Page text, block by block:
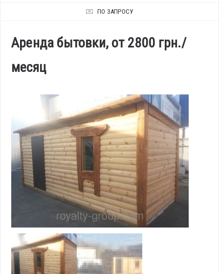
ПО ЗАПРОСУ
Аренда бытовки, от 2800 грн./
месяц